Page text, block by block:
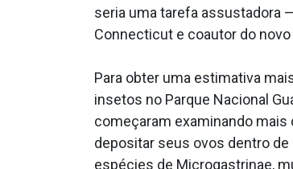
seria uma tarefa assustadora
Connecticut e coautor do
Para obter uma estimativa
insetos no Parque Nacional
começaram examinando
depositar seus ovos dentro
espécies de Microgastrinae,